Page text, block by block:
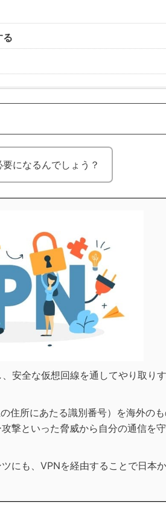
る
になるんでしょう？
安全な仮想回線を通してやり取り
住所にあたる識別番号）を海外の
撃といった脅威から自分の通信を
にも、VPNを経由することで日本